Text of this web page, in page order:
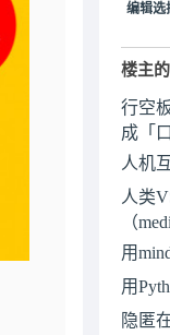
编辑选
楼主
行空
成「
人机
人类
（
用
用
隐匿